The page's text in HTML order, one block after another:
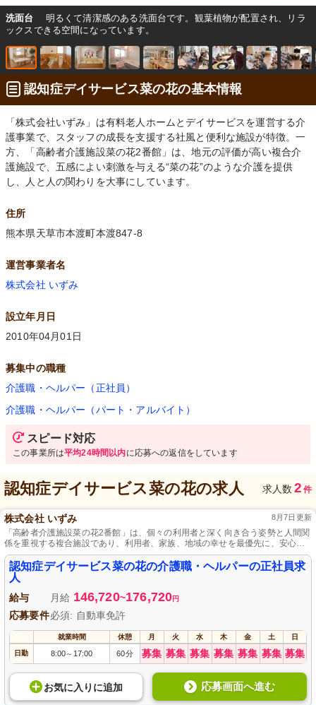
洗面台
明るくて清潔感のある洗面台です。観葉植物が配置され、リラ
ックスできる空間になっています。
認知症デイサービス菜の花の基本情報
「株式会社いずみ」は有料老人ホームとデイサービスを運営する介
護事業で、スタッフの成長を支援する社風と便利な施設が特徴。一
方、「高齢者介護施設菜の花2番館」は、地元の評価が高い複合介
護施設で、五感によい刺激を与える“菜の花”のような介護を提供
し、人と人の関わりを大事にしています。
住所
熊本県天草市本渡町本渡847-8
運営事業者名
株式会社 いずみ
設立年月日
2010年04月01日
募集中の職種
介護職・ヘルパー（正社員）
介護職・ヘルパー（パート・アルバイト）
スピード対応
この事業所は平均24時間以内に応募への返信をしています
認知症デイサービス菜の花の求人 求人数 2 件
株式会社 いずみ 8月7日更新
「高齢者介護施設菜の花2番館」は、個々の利用者と深く向き合う姿勢と人間関
係を重視する複合施設であり、利用者、家族、地域の幸せを最優先に、安心の
職場環境と少ない残業、育休取得可能性を提供しています。
認知症デイサービス菜の花の介護職・ヘルパーの正社員求
人
給与 月給 146,720~176,720円
応募要件必須: 自動車免許
就業時間 休憩 月 火 水 木 金 土 日
日勤 8:00～ 17:00 60分 募集 募集 募集 募集 募集 募集 募集
お気に入り に追加 応募画面へ進む